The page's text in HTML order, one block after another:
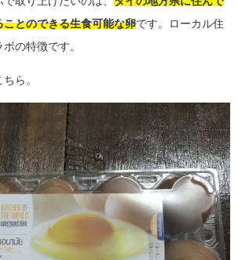
とのできる生食可能な卵です。ローカル住
の特徴です。
ら。